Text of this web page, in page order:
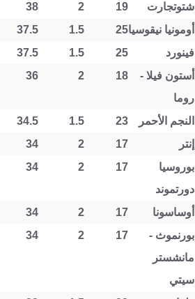
شتوتجارت 19
2
38
أومونيا نيقوسيا25
1.5
37.5
فينورد 25
1.5
37.5
أستون فيلا -
روما
18
2
36
النجم الأحمر 23
1.5
34.5
إنتر 17
2
34
بوروسيا
دورتموند
17
2
34
أوساسونا 17
2
34
بورنموث -
مانشستر
سيتي
17
2
34